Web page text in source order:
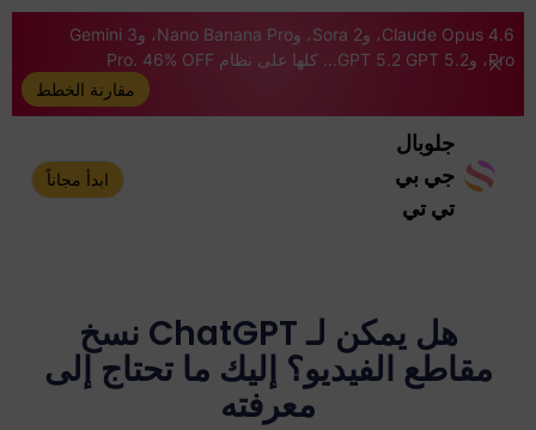
Claude Opus 4.6، وSora 2، وNano Banana Pro، وGemini 3
Pro، وGPT 5.2 GPT 5.2... كلها على نظام Pro. 46% OFF
مقارنة الخطط
جلوبال
جي بي
تي تي
ابدأ مجاناً
هل يمكن لـ ChatGPT نسخ
مقاطع الفيديو؟ إليك ما تحتاج إلى
معرفته